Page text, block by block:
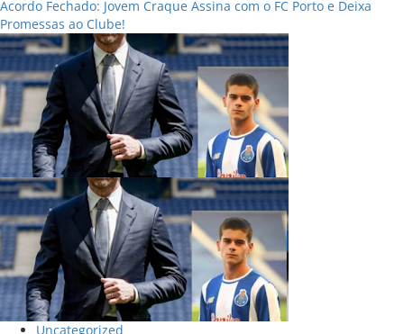
more
about
Reforço
de
Colombiano
desejado
por
gigantes
da
Europa
assina
com
FC
Porto!
Acordo Fechado: Jovem Craque Assina com o FC Porto e Deixa
Promessas ao Clube!
Uncategorized